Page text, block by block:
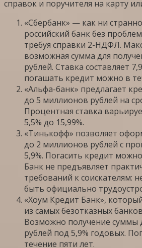
справок и поручителя на карту
«Сбербанк» — как ни
российский банк без
требуя справки 2-НДФЛ.
возможная сумма для
рублей. Ставка составляет
погашать кредит можно в
«Альфа-банк» предлагает
до 5 миллионов рублей на
Процентная ставка
5,5% до 15,99%.
«Тинькофф» позволяет
до 2 миллионов рублей с
5,9%. Погасить кредит
Банк не предъявляет
требований к соискателям:
быть официально
«Хоум Кредит Банк»,
из самых безотказных
Возможно получение суммы
рублей под 5,9% годовых.
течение пяти лет.